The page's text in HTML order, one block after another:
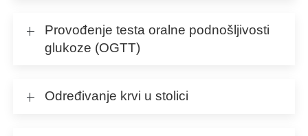
Provođenje testa oralne podnošljivosti
glukoze (OGTT)
Određivanje krvi u stolici